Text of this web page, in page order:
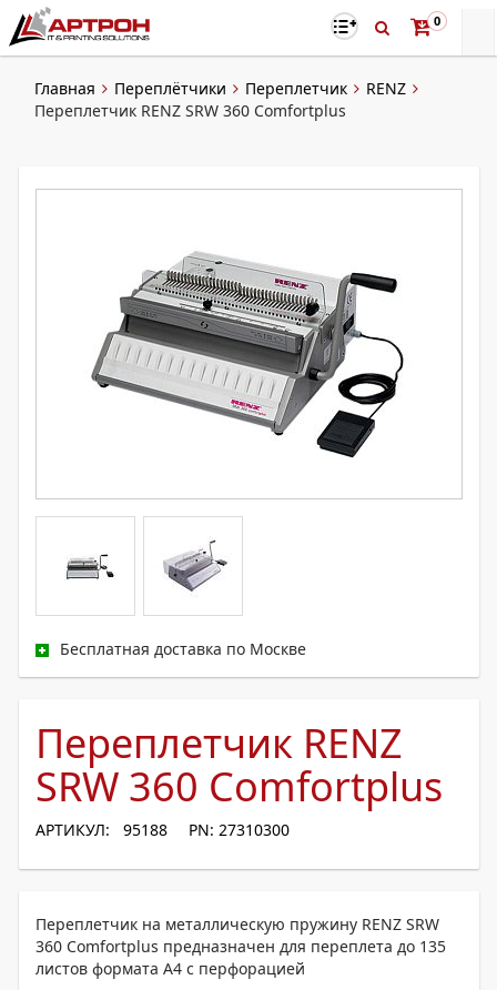
0
Главная Переплётчики Переплетчик
RENZ
Переплетчик RENZ SRW 360 Comfortplus
Бесплатная доставка по Москве
Переплетчик RENZ
SRW 360 Comfortplus
АРТИКУЛ: 95188 PN: 27310300
Переплетчик на металлическую пружину RENZ SRW
360 Comfortplus предназначен для переплета до 135
листов формата А4 с перфорацией